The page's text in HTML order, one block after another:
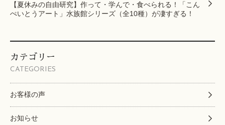
【夏休みの自由研究】作って・学んで・食べられる！「こん
ぺいとうアート」水族館シリーズ（全10種）が凄すぎる！
カテゴリー
CATEGORIES
お客様の声
お知らせ